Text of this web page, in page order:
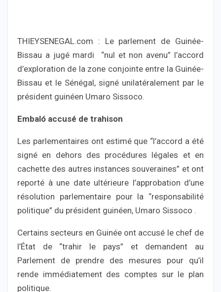
THIEYSENEGAL.com : Le parlement de Guinée-
Bissau a jugé mardi “nul et non avenu” l’accord
d’exploration de la zone conjointe entre la Guinée-
Bissau et le Sénégal, signé unilatéralement par le
président guinéen Umaro Sissoco.
Embaló accusé de trahison
Les parlementaires ont estimé que “l’accord a été
signé en dehors des procédures légales et en
cachette des autres instances souveraines” et ont
reporté à une date ultérieure l’approbation d’une
résolution parlementaire pour la “responsabilité
politique” du président guinéen, Umaro Sissoco .
Certains secteurs en Guinée ont accusé le chef de
l’État de “trahir le pays” et demandent au
Parlement de prendre des mesures pour qu’il
rende immédiatement des comptes sur le plan
politique.